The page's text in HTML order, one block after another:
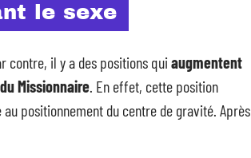
le sexe
contre, il y a des positions qui augmentent
Missionnaire. En effet, cette position
positionnement du centre de gravité. Après